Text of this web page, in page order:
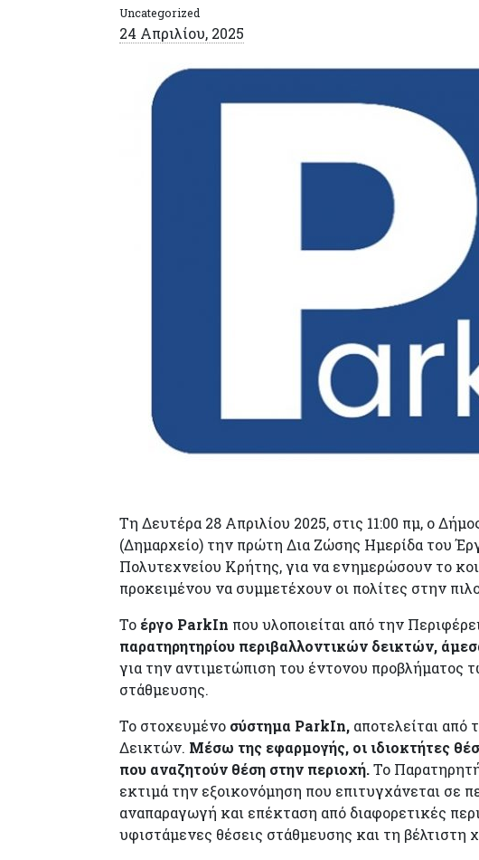
Uncategorized
24 Απριλίου, 2025
Τη Δευτέρα 28 Απριλίου 2025, στις 11:00 πμ, ο
(Δημαρχείο) την πρώτη Δια Ζώσης Ημερίδα του
Πολυτεχνείου Κρήτης, για να ενημερώσουν το
προκειμένου να συμμετέχουν οι πολίτες στην
Το έργο ParkIn που υλοποιείται από την
παρατηρητηρίου περιβαλλοντικών δεικτών,
για την αντιμετώπιση του έντονου
στάθμευσης.
Το στοχευμένο σύστημα ParkIn, αποτελείται
Δεικτών. Μέσω της εφαρμογής, οι ιδιοκτήτες
που αναζητούν θέση στην περιοχή.Το
εκτιμά την εξοικονόμηση που επιτυγχάνεται σε
αναπαραγωγή και επέκταση από διαφορετικές
υφιστάμενες θέσεις στάθμευσης και τη